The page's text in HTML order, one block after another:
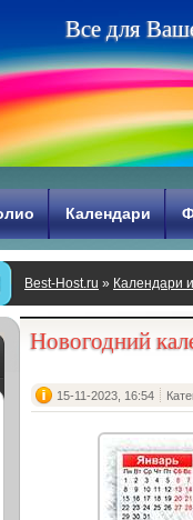
Все для Ваш
Календари
Best-Host.ru » Календари
Новогодний
15-11-2023, 16:54